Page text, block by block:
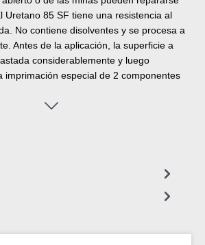
Uretano 85 SF tiene una resistencia al
No contiene disolventes y se procesa a
Antes de la aplicación, la superficie a
considerablemente y luego
imprimación especial de 2 componentes
La vida útil es de dos a tres minutos.
con Uretano 85 SF son capaces de